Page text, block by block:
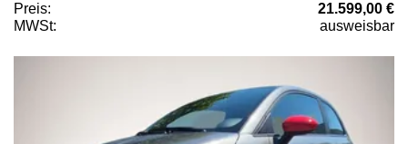
Preis:
21.599,00 €
MWSt:
ausweisbar